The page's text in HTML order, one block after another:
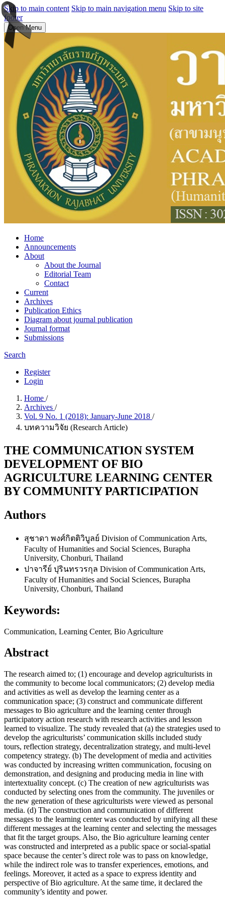
Skip to main content Skip to main navigation menu Skip to site
footer
Open Menu
Home
Announcements
About
About the Journal
Editorial Team
Contact
Current
Archives
Publication Ethics
Diagram about journal publication
Journal format
Submissions
Search
Register
Login
Home /
Archives /
Vol. 9 No. 1 (2018): January-June 2018 /
บทความวิจัย (Research Article)
THE COMMUNICATION SYSTEM
DEVELOPMENT OF BIO
AGRICULTURE LEARNING CENTER
BY COMMUNITY PARTICIPATION
Authors
สุชาดา พงศ์กิตติวิบูลย์ Division of Communication Arts,
Faculty of Humanities and Social Sciences, Burapha
University, Chonburi, Thailand
ปาจารีย์ ปุรินทรวรกุล Division of Communication Arts,
Faculty of Humanities and Social Sciences, Burapha
University, Chonburi, Thailand
Keywords:
Communication, Learning Center, Bio Agriculture
Abstract
The research aimed to; (1) encourage and develop agriculturists in
the community to become local communicators; (2) develop media
and activities as well as develop the learning center as a
communication space; (3) construct and communicate different
messages to Bio agriculture and the learning center through
participatory action research with research activities and lesson
learned to visualize. The study revealed that (a) the strategies used to
develop the agriculturists’ communication skills included study
tours, reflection strategy, decentralization strategy, and multi-level
competency strategy. (b) The development of media and activities
was conducted by increasing written communication, focusing on
demonstration, and designing and producing media in line with
intertextuality concept. (c) The creation of new agriculturists was
conducted by selecting ones from the community. The juveniles or
the new generation of these agriculturists were viewed as personal
media. (d) The construction and communication of different
messages to the learning center was conducted by unifying all these
different messages at the learning center and selecting the messages
that fit the target groups. Also, the Bio agriculture learning center
was constructed and interpreted as a public space or social-spatial
space because the center’s direct role was to pass on knowledge,
while the indirect role was to transfer experiences, emotions, and
feelings. Moreover, it acted as a space to express identity and
perspective of Bio agriculture. At the same time, it declared the
community’s identity and power.